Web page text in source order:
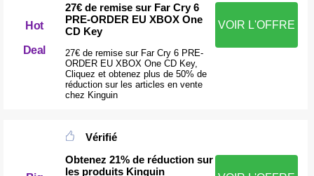
Hot
Deal
27€ de remise sur Far Cry 6
PRE-ORDER EU XBOX One
CD Key
27€ de remise sur Far Cry 6 PRE-
ORDER EU XBOX One CD Key,
Cliquez et obtenez plus de 50% de
réduction sur les articles en vente
chez Kinguin
VOIR L'OFFRE
Vérifié
Obtenez 21% de réduction sur
les produits Kinguin